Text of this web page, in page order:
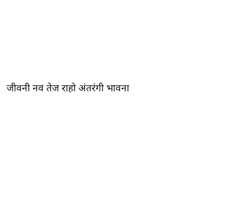
जीवनी नव तेज राहो अंतरंगी भावना